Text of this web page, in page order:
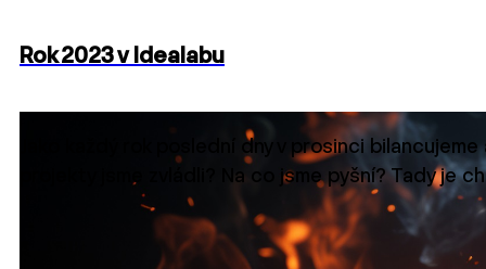
Rok 2023 v Idealabu
Jako každý rok poslední dny v prosinci
projekty jsme zvládli? Na co jsme pyšní? Tady je